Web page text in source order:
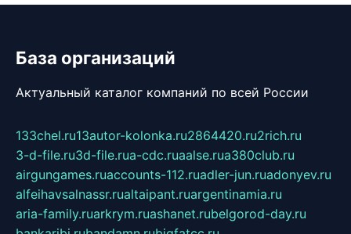
База организаций
Актуальный каталог компаний по всей России
133chel.ru13autor-kolonka.ru2864420.ru2rich.ru
3-d-file.ru3d-file.rua-cdc.ruaalse.rua380club.ru
airgungames.ruaccounts-112.ruadler-jun.ruadonyev.ru
alfeihavsalnassr.rualtaipant.ruargentinamia.ru
aria-family.ruarkrym.ruashanet.rubelgorod-day.ru